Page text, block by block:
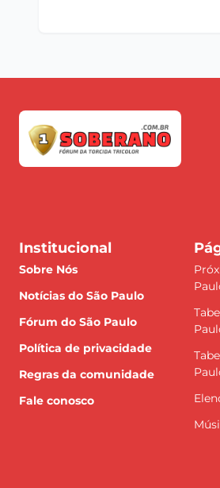
Institucional
Sobre Nós
Notícias do São Paulo
Fórum do São Paulo
Política de privacidade
Regras da comunidade
Fale conosco